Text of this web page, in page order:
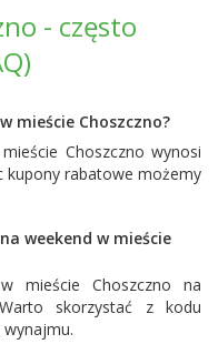
- często
mieście Choszczno?
Choszczno wynosi
kupony rabatowe możemy
weekend w mieście
mieście Choszczno na
skorzystać z kodu